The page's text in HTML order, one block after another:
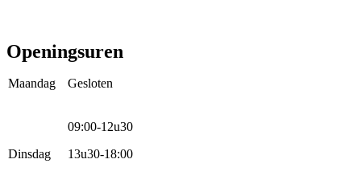
Openingsuren
Maandag Gesloten
Dinsdag
09:00-12u30
13u30-18:00